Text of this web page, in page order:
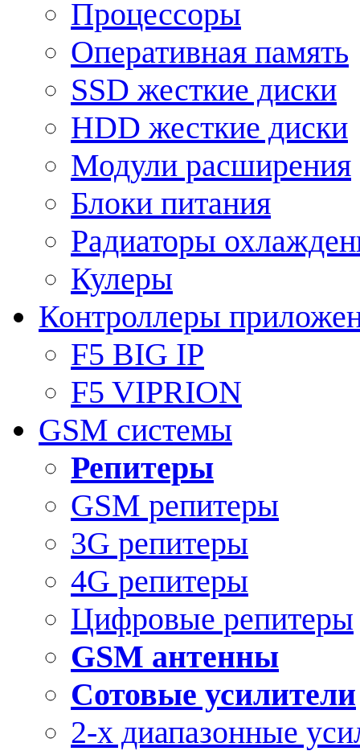
Процессоры
Оперативная память
SSD жесткие диски
HDD жесткие диски
Модули расширения
Блоки питания
Радиаторы
Кулеры
Контроллеры
F5 BIG IP
F5 VIPRION
GSM системы
Репитеры
GSM репитеры
3G репитеры
4G репитеры
Цифровые репитеры
GSM антенны
Сотовые усилители
2-х диапазонные